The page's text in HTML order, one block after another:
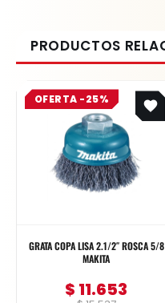
OFERTA -25%
GRATA COPA LISA 2.1/2″ ROSCA 5/8
MAKITA
Original
price
was:
$ 15.537.
$ 11.653
Current
price
is:
$ 11.653.